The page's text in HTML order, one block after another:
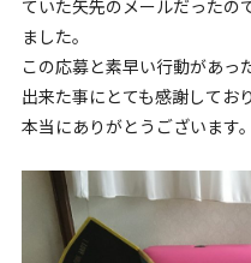
ていた矢先のメールだったの
ました。
この応募と素早い行動があっ
出来た事にとても感謝してお
本当にありがとうございます。